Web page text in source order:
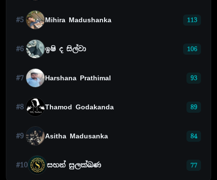
#5 Mihira Madushanka 113
#6 ඉෂි ද සිල්වා 106
#7 Harshana Prathimal 93
#8 Thamod Godakanda 89
#9 Asitha Madusanka 84
#10 සහන් සුලක්ඛණ 77